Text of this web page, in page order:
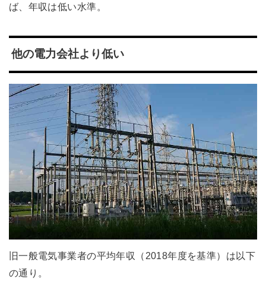
ば、年収は低い水準。
他の電力会社より低い
旧一般電気事業者の平均年収（2018年度を基準）は以下
の通り。